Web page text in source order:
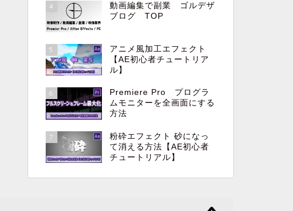
4
動画編集で副業 ゴルデザ
ブログ TOP
5
アニメ風加工エフェクト
【AE初心者チュートリア
ル】
6
Premiere Pro プログラ
ムモニターを全画面にする
方法
7
粉砕エフェクト 砂になっ
て消える方法【AE初心者
チュートリアル】